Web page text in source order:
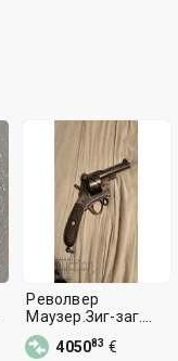
Револвер
Маузер.Зиг-заг.
Пушка, карабина,
пистолет
405083 €